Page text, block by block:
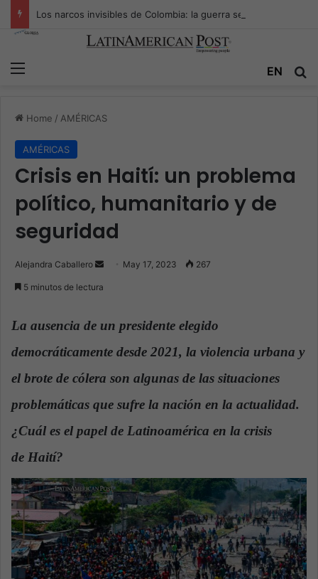
EN
Home / AMÉRICAS
AMÉRICAS
Crisis en Haití: un problema
político, humanitario y de
seguridad
Alejandra Caballero
a
n
m
a
l
May 17, 2023 267
5 minutos de lectura
La ausencia de un presidente elegido
democráticamente desde 2021, la violencia urbana y
el brote de cólera son algunas de las situaciones
problemáticas que sufre la nación en la actualidad.
¿Cuál es el papel de Latinoamérica en la crisis
de Haití?